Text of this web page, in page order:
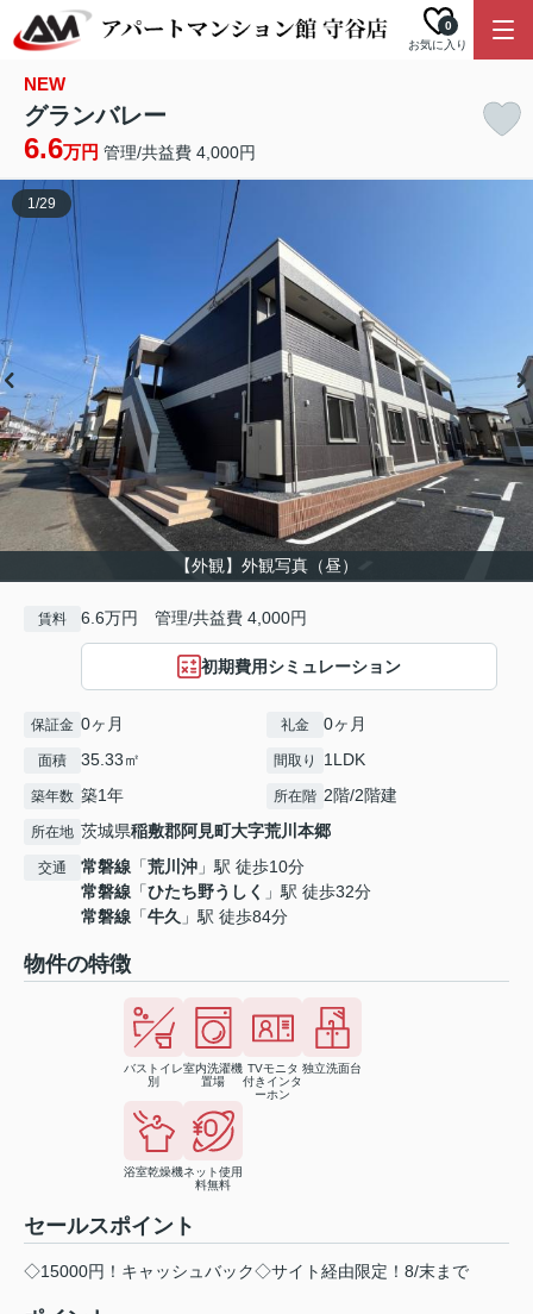
お気に入り
0
NEW
グランバレー
6.6万円 管理/共益費 4,000円
【外観】外観写真（昼）
1/29
賃料 6.6万円 管理/共益費 4,000円
初期費用シミュレーション
保証金 0ヶ月 礼金 0ヶ月
面積 35.33㎡ 間取り 1LDK
築年数 築1年 所在階 2階/2階建
所在地 茨城県稲敷郡阿見町大字荒川本郷
交通 常磐線 「荒川沖 」駅 徒歩10分
常磐線 「ひたち野うしく 」駅 徒歩32分
常磐線 「牛久 」駅 徒歩84分
物件の特徴
バストイレ
別
室内洗濯機
置場
TVモニタ
付きインタ
ーホン
独立洗面台
浴室乾燥機ネット使用
料無料
セールスポイント
◇15000円！キャッシュバック◇サイト経由限定！8/末まで